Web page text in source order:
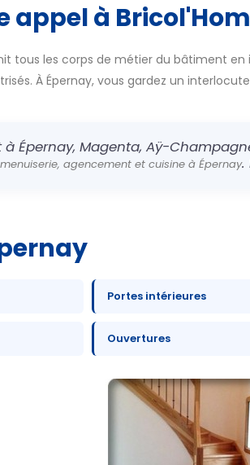
appel à
tous les corps de métier du bâtiment
À Épernay, vous gardez un
Épernay, Magenta, Aÿ-
menuiserie, agencement et cuisine à Épernay.
Portes intérieures
Ouvertures